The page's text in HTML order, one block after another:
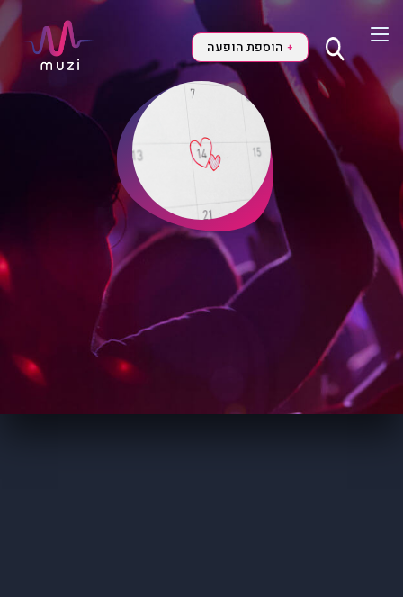
+ הוספת הופעה